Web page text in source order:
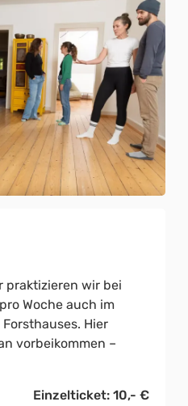
praktizieren wir bei
Woche auch im
Hier
vorbeikommen –
Einzelticket: 10,- €